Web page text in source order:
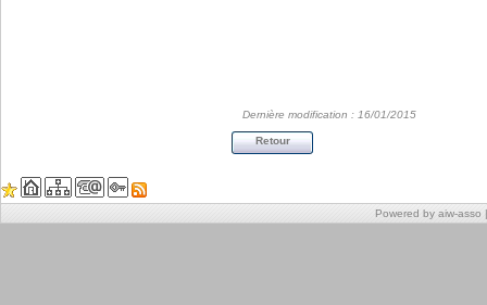
Dernière modification : 16/01/2015
Retour
Powered by aiw-asso